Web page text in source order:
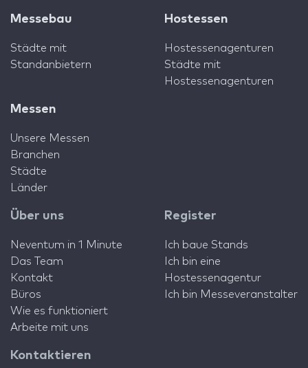
Messebau
Städte mit
Standanbietern
Hostessen
Hostessenagenturen
Städte mit
Hostessenagenturen
Messen
Unsere Messen
Branchen
Städte
Länder
Über uns
Neventum in 1 Minute
Das Team
Kontakt
Büros
Wie es funktioniert
Arbeite mit uns
Register
Ich baue Stands
Ich bin eine
Hostessenagentur
Ich bin Messeveranstalter
Kontaktieren